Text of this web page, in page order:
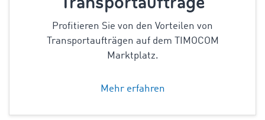
Profitieren Sie von den Vorteilen von
Transportaufträgen auf dem TIMOCOM
Marktplatz.
Mehr erfahren